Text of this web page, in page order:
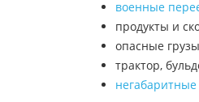
военные
продукты и
опасные
трактор,
негабаритные